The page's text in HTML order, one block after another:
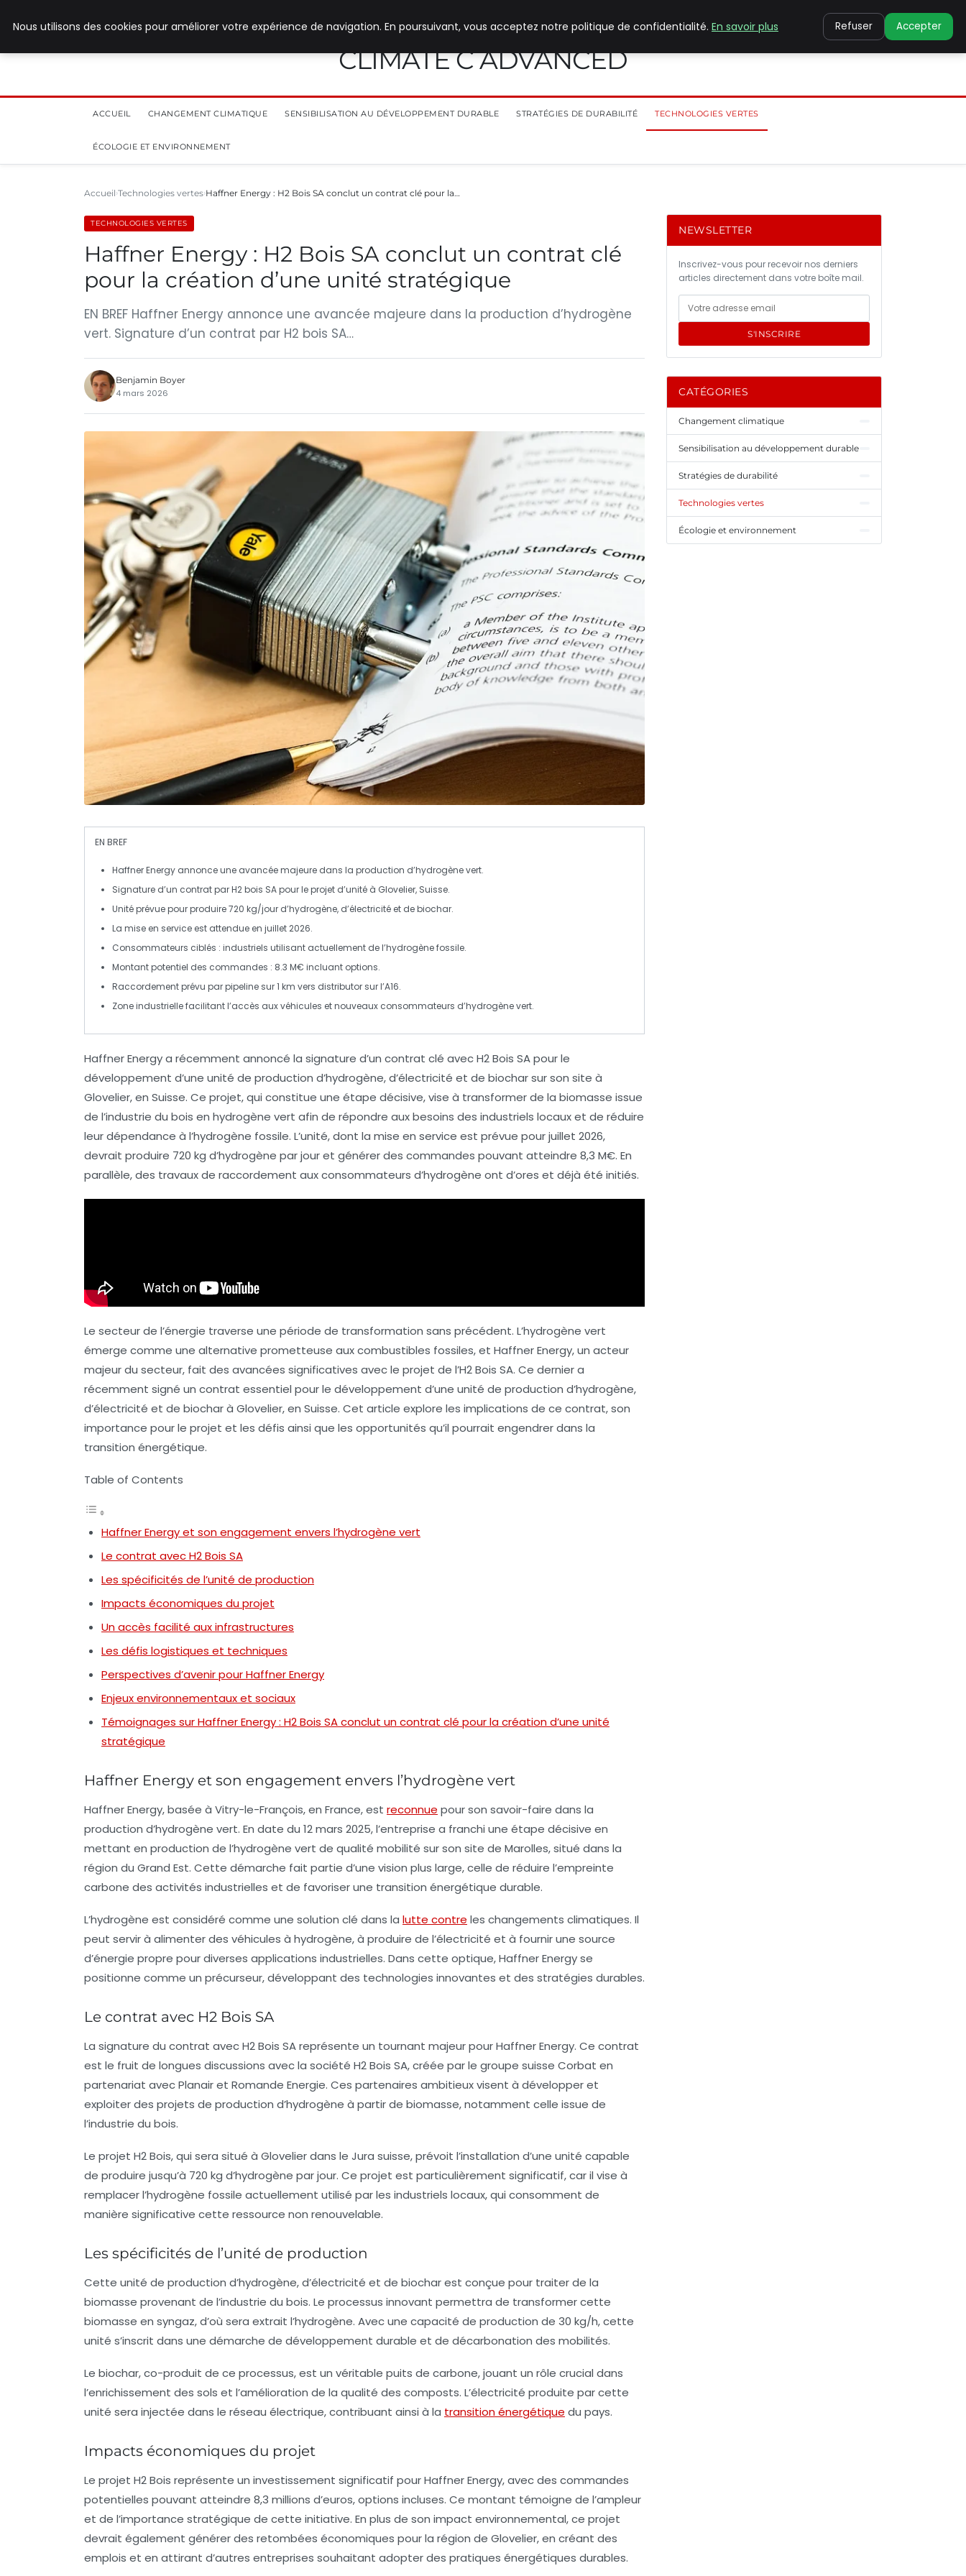
CLIMATE C ADVANCED
ACCUEIL CHANGEMENT CLIMATIQUE SENSIBILISATION AU DÉVELOPPEMENT DURABLE STRATÉGIES DE DURABILITÉ TECHNOLOGIES VERTES
ÉCOLOGIE ET ENVIRONNEMENT
Accueil Technologies vertes Haffner Energy : H2 Bois SA conclut un contrat clé pour la…
TECHNOLOGIES VERTES
Haffner Energy : H2 Bois SA conclut un contrat clé
pour la création d’une unité stratégique
EN BREF Haffner Energy annonce une avancée majeure dans la production d’hydrogène
vert. Signature d’un contrat par H2 bois SA…
Benjamin Boyer
4 mars 2026
EN BREF
Haffner Energy annonce une avancée majeure dans la production d’hydrogène vert.
Signature d’un contrat parH2 bois SApour le projet d’unité à Glovelier, Suisse.
Unité prévue pour produire720 kg/jour d’hydrogène, d’électricité et debiochar.
La mise en service est attendue en juillet 2026.
Consommateurs ciblés : industriels utilisant actuellement de l’hydrogène fossile.
Montant potentiel des commandes : 8.3 M€ incluant options.
Raccordement prévu par pipeline sur 1 km vers distributor sur l’A16.
Zone industrielle facilitant l’accès auxvéhicules et nouveaux consommateurs d’hydrogène vert.
Haffner Energya récemment annoncé la signature d’un contrat clé avecH2 Bois SApour le
développement d’une unité de production d’hydrogène, d’électricité et de biocharsur son site à
Glovelier, en Suisse. Ce projet, qui constitue une étape décisive, vise à transformer de la biomasse issue
de l’industrie du bois en hydrogène vert afin de répondre aux besoins des industriels locaux et de réduire
leur dépendance à l’hydrogène fossile. L’unité, dont la mise en service est prévue pour juillet 2026,
devrait produire 720 kg d’hydrogène par jour et générer des commandes pouvant atteindre 8,3 M€. En
parallèle, des travaux de raccordement aux consommateurs d’hydrogène ont d’ores et déjà été initiés.
Le secteur de l’énergie traverse une période de transformation sans précédent. L’hydrogène vert
émerge comme une alternative prometteuse aux combustibles fossiles, et Haffner Energy, un acteur
majeur du secteur, fait des avancées significatives avec le projet de l’H2 Bois SA. Ce dernier a
récemment signé un contrat essentiel pour le développement d’une unité de production d’hydrogène,
d’électricité et de biocharà Glovelier, en Suisse. Cet article explore les implications de ce contrat, son
importance pour le projet et les défis ainsi que les opportunités qu’il pourrait engendrer dans la
transition énergétique.
Table of Contents
Haffner Energy et son engagement envers l’hydrogène vert
Le contrat avec H2 Bois SA
Les spécificités de l’unité de production
Impacts économiques du projet
Un accès facilité aux infrastructures
Les défis logistiques et techniques
Perspectives d’avenir pour Haffner Energy
Enjeux environnementaux et sociaux
Témoignages sur Haffner Energy : H2 Bois SA conclut un contrat clé pour la création d’une unité
stratégique
Haffner Energy et son engagement envers l’hydrogène vert
Haffner Energy, basée à Vitry-le-François, en France, est reconnue pour son savoir-faire dans la
production d’hydrogène vert. En date du 12 mars 2025, l’entreprise a franchi une étape décisive en
mettant en production de l’hydrogène vert de qualité mobilité sur son site de Marolles, situé dans la
région du Grand Est. Cette démarche fait partie d’une vision plus large, celle de réduire l’empreinte
carbone des activités industrielles et de favoriser une transition énergétique durable.
L’hydrogène est considéré comme une solution clé dans la lutte contre les changements climatiques. Il
peut servir à alimenter des véhicules à hydrogène, à produire de l’électricité et à fournir une source
d’énergie propre pour diverses applications industrielles. Dans cette optique, Haffner Energy se
positionne comme un précurseur, développant des technologies innovantes et des stratégies durables.
Le contrat avec H2 Bois SA
La signature du contrat avec H2 Bois SA représente un tournant majeur pour Haffner Energy. Ce contrat
est le fruit de longues discussions avec la société H2 Bois SA, créée par le groupe suisse Corbat en
partenariat avec Planair et Romande Energie. Ces partenaires ambitieux visent à développer et
exploiter des projets de production d’hydrogène à partir de biomasse, notamment celle issue de
l’industrie du bois.
Le projet H2 Bois, qui sera situé à Glovelier dans le Jura suisse, prévoit l’installation d’une unité capable
de produire jusqu’à 720 kg d’hydrogène par jour. Ce projet est particulièrement significatif, car il vise à
remplacer l’hydrogène fossile actuellement utilisé par les industriels locaux, qui consomment de
manière significative cette ressource non renouvelable.
Les spécificités de l’unité de production
Cette unité de production d’hydrogène, d’électricité et de biochar est conçue pour traiter de la
biomasse provenant de l’industrie du bois. Le processus innovant permettra de transformer cette
biomasse en syngaz, d’où sera extrait l’hydrogène. Avec une capacité de production de 30 kg/h, cette
unité s’inscrit dans une démarche de développement durable et de décarbonation des mobilités.
Le biochar, co-produit de ce processus, est un véritable puits de carbone, jouant un rôle crucial dans
l’enrichissement des sols et l’amélioration de la qualité des composts. L’électricité produite par cette
unité sera injectée dans le réseau électrique, contribuant ainsi à la transition énergétique du pays.
Impacts économiques du projet
Le projet H2 Bois représente un investissement significatif pour Haffner Energy, avec des commandes
potentielles pouvant atteindre 8,3 millions d’euros, options incluses. Ce montant témoigne de l’ampleur
et de l’importance stratégique de cette initiative. En plus de son impact environnemental, ce projet
devrait également générer des retombées économiques pour la région de Glovelier, en créant des
emplois et en attirant d’autres entreprises souhaitant adopter des pratiques énergétiques durables.
NEWSLETTER
Inscrivez-vous pour recevoir nos derniers
articles directement dans votre boîte mail.
S'INSCRIRE
CATÉGORIES
Changement climatique
Sensibilisation au développement durable
Stratégies de durabilité
Technologies vertes
Écologie et environnement
Nous utilisons des cookies pour améliorer votre expérience de navigation. En poursuivant, vous acceptez notre politique de confidentialité. En savoir plus Refuser Accepter